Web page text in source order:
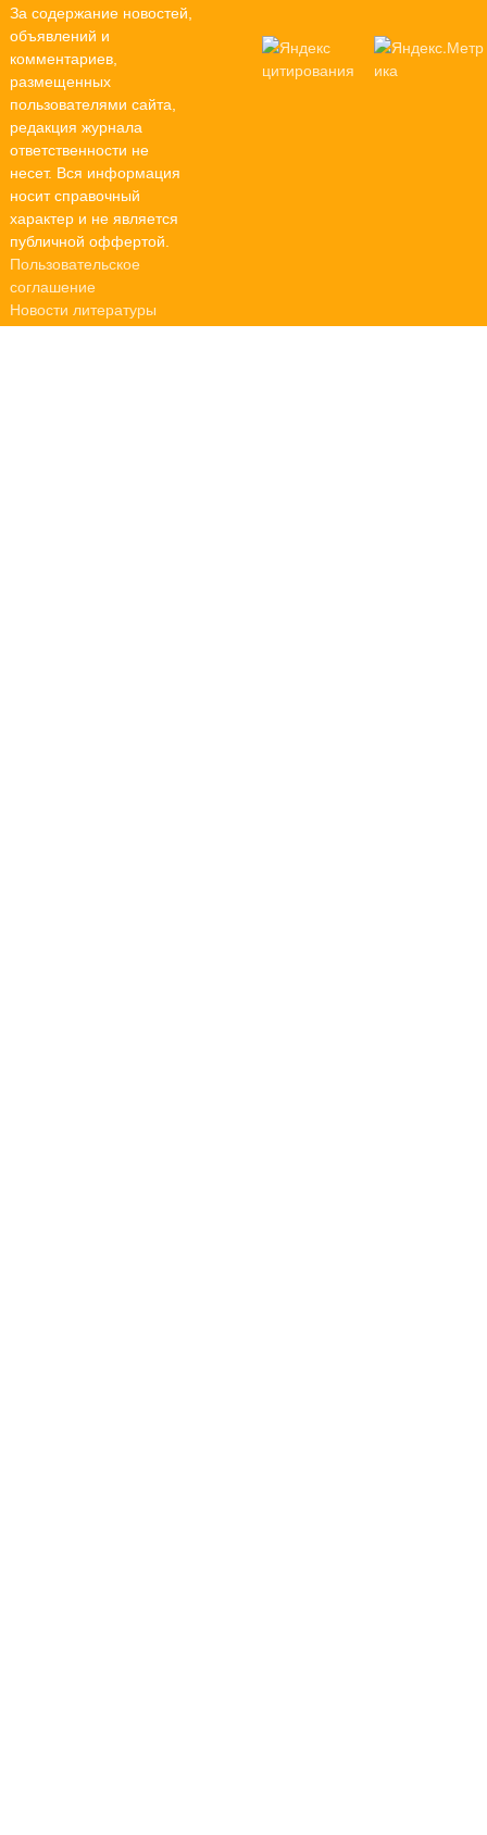
За содержание новостей,
объявлений и
комментариев,
размещенных
пользователями сайта,
редакция журнала
ответственности не
несет. Вся информация
носит справочный
характер и не является
публичной оффертой.
Пользовательское
соглашение
Новости литературы